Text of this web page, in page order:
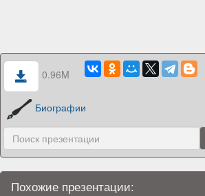
0.96M
Биографии
Похожие презентации: